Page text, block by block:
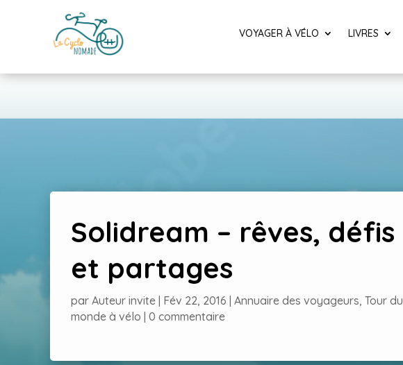
VOYAGER À VÉLO LIVRES
Solidream – rêves, défis
et partages
par Auteur invite Fév 22, 2016 Annuaire des voyageurs, Tour du
monde à vélo 0 commentaire